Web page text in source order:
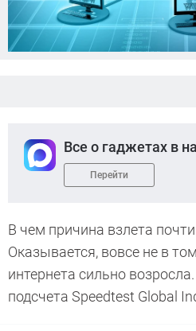
Все о гаджетах в
Перейти
В чем причина взлета
Оказывается, вовсе не в
интернета сильно
подсчета Speedtest Global